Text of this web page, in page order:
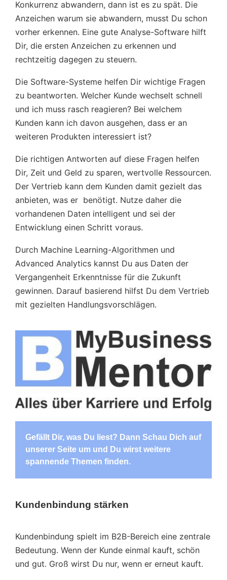
Konkurrenz abwandern, dann ist es zu spät. Die
Anzeichen warum sie abwandern, musst Du schon
vorher erkennen. Eine gute Analyse-Software hilft
Dir, die ersten Anzeichen zu erkennen und
rechtzeitig dagegen zu steuern.
Die Software-Systeme helfen Dir wichtige Fragen
zu beantworten. Welcher Kunde wechselt schnell
und ich muss rasch reagieren? Bei welchem
Kunden kann ich davon ausgehen, dass er an
weiteren Produkten interessiert ist?
Die richtigen Antworten auf diese Fragen helfen
Dir, Zeit und Geld zu sparen, wertvolle Ressourcen.
Der Vertrieb kann dem Kunden damit gezielt das
anbieten, was er benötigt. Nutze daher die
vorhandenen Daten intelligent und sei der
Entwicklung einen Schritt voraus.
Durch Machine Learning-Algorithmen und
Advanced Analytics kannst Du aus Daten der
Vergangenheit Erkenntnisse für die Zukunft
gewinnen. Darauf basierend hilfst Du dem Vertrieb
mit gezielten Handlungsvorschlägen.
Gefällt Dir, was Du liest? Dann Schau Dich auf
unserer Seite um und Du wirst weitere
spannende Themen finden.
Kundenbindung stärken
Kundenbindung spielt im B2B-Bereich eine zentrale
Bedeutung. Wenn der Kunde einmal kauft, schön
und gut. Groß wirst Du nur, wenn er erneut kauft.